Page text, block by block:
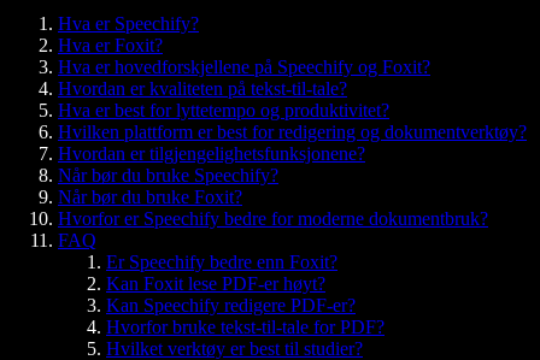
Hva er Speechify?
Hva er Foxit?
Hva er hovedforskjellene på Speechify og Foxit?
Hvordan er kvaliteten på tekst-til-tale?
Hva er best for lyttetempo og produktivitet?
Hvilken plattform er best for redigering og dokumentverktøy?
Hvordan er tilgjengelighetsfunksjonene?
Når bør du bruke Speechify?
Når bør du bruke Foxit?
Hvorfor er Speechify bedre for moderne dokumentbruk?
FAQ
Er Speechify bedre enn Foxit?
Kan Foxit lese PDF-er høyt?
Kan Speechify redigere PDF-er?
Hvorfor bruke tekst-til-tale for PDF?
Hvilket verktøy er best til studier?